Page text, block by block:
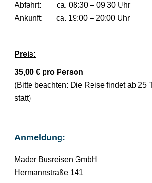
Abfahrt: ca. 08:30 – 09:30 Uhr
Ankunft: ca. 19:00 – 20:00 Uhr
Preis:
35,00 € pro Person
(Bitte beachten: Die Reise findet ab 25
statt)
Anmeldung:
Mader Busreisen GmbH
Hermannstraße 141